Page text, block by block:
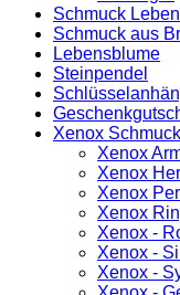
Schmuck
Schmuck aus
Lebensblume
Steinpendel
Xenox Schmuck
Xenox
Xenox
Xenox
Xenox
Xenox -
Xenox -
Xenox -